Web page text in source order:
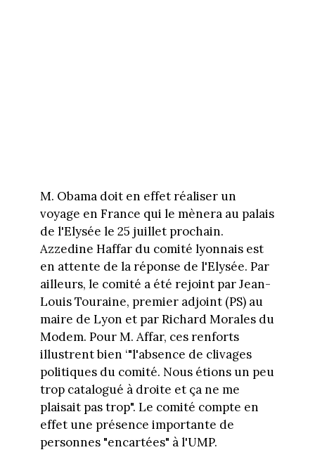
M. Obama doit en effet réaliser un
voyage en France qui le mènera au palais
de l'Elysée le 25 juillet prochain.
Azzedine Haffar du comité lyonnais est
en attente de la réponse de l'Elysée. Par
ailleurs, le comité a été rejoint par Jean-
Louis Touraine, premier adjoint (PS) au
maire de Lyon et par Richard Morales du
Modem. Pour M. Affar, ces renforts
illustrent bien ‘"l'absence de clivages
politiques du comité. Nous étions un peu
trop catalogué à droite et ça ne me
plaisait pas trop". Le comité compte en
effet une présence importante de
personnes "encartées" à l'UMP.